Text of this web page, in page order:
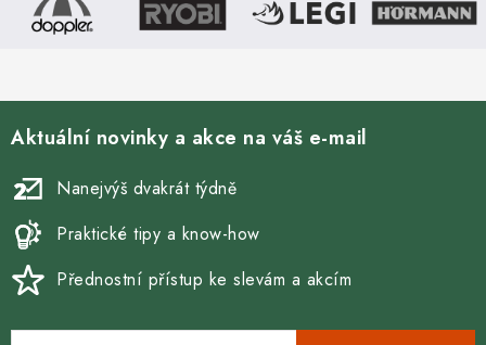
r
v
k
y
v
ý
p
i
Aktuální novinky a akce na váš e-mail
Nanejvýš dvakrát týdně
Praktické tipy a know-how
Přednostní přístup ke slevám a akcím